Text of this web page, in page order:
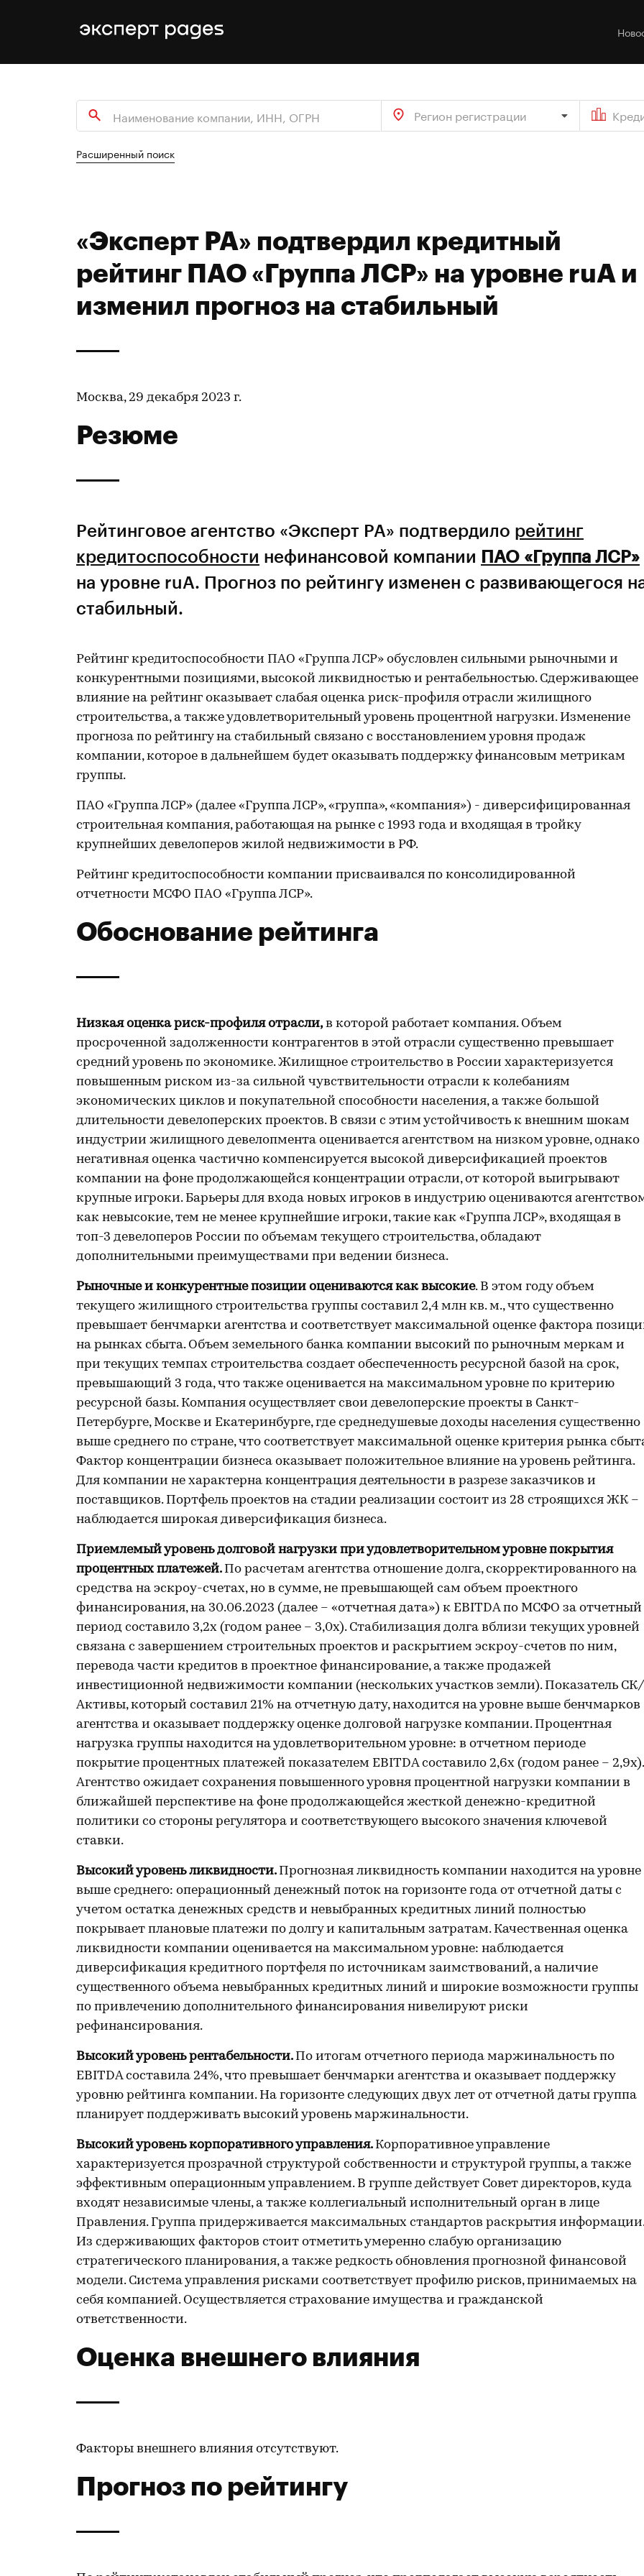
Регион регистрации
Расширенный поиск
«Эксперт РА» подтвердил кредитный
рейтинг ПАО «Группа ЛСР» на уровне ruA и
изменил прогноз на стабильный
Москва, 29 декабря 2023 г.
Резюме
Рейтинговое агентство «Эксперт РА» подтвердило рейтинг
кредитоспособности нефинансовой компании ПАО «Группа ЛСР»
на уровне ruA. Прогноз по рейтингу изменен с развивающегося
стабильный.
Рейтинг кредитоспособности ПАО «Группа ЛСР» обусловлен сильными рыночными и
конкурентными позициями, высокой ликвидностью и рентабельностью. Сдерживающее
влияние на рейтинг оказывает слабая оценка риск-профиля отрасли жилищного
строительства, а также удовлетворительный уровень процентной нагрузки. Изменение
прогноза по рейтингу на стабильный связано с восстановлением уровня продаж
компании, которое в дальнейшем будет оказывать поддержку финансовым метрикам
группы.
ПАО «Группа ЛСР» (далее «Группа ЛСР», «группа», «компания») - диверсифицированная
строительная компания, работающая на рынке с 1993 года и входящая в тройку
крупнейших девелоперов жилой недвижимости в РФ.
Рейтинг кредитоспособности компании присваивался по консолидированной
отчетности МСФО ПАО «Группа ЛСР».
Обоснование рейтинга
Низкая оценка риск-профиля отрасли, в которой работает компания. Объем
просроченной задолженности контрагентов в этой отрасли существенно превышает
средний уровень по экономике. Жилищное строительство в России характеризуется
повышенным риском из-за сильной чувствительности отрасли к колебаниям
экономических циклов и покупательной способности населения, а также большой
длительности девелоперских проектов. В связи с этим устойчивость к внешним шокам
индустрии жилищного девелопмента оценивается агентством на низком уровне, однако
негативная оценка частично компенсируется высокой диверсификацией проектов
компании на фоне продолжающейся концентрации отрасли, от которой выигрывают
крупные игроки. Барьеры для входа новых игроков в индустрию оцениваются
как невысокие, тем не менее крупнейшие игроки, такие как «Группа ЛСР», входящая в
топ-3 девелоперов России по объемам текущего строительства, обладают
дополнительными преимуществами при ведении бизнеса.
Рыночные и конкурентные позиции оцениваются как высокие. В этом году объем
текущего жилищного строительства группы составил 2,4 млн кв. м., что существенно
превышает бенчмарки агентства и соответствует максимальной оценке фактора
на рынках сбыта. Объем земельного банка компании высокий по рыночным меркам и
при текущих темпах строительства создает обеспеченность ресурсной базой на срок,
превышающий 3 года, что также оценивается на максимальном уровне по критерию
ресурсной базы. Компания осуществляет свои девелоперские проекты в Санкт-
Петербурге, Москве и Екатеринбурге, где среднедушевые доходы населения существенно
выше среднего по стране, что соответствует максимальной оценке критерия рынка
Фактор концентрации бизнеса оказывает положительное влияние на уровень рейтинга.
Для компании не характерна концентрация деятельности в разрезе заказчиков и
поставщиков. Портфель проектов на стадии реализации состоит из 28 строящихся ЖК –
наблюдается широкая диверсификация бизнеса.
Приемлемый уровень долговой нагрузки при удовлетворительном уровне покрытия
процентных платежей. По расчетам агентства отношение долга, скорректированного на
средства на эскроу-счетах, но в сумме, не превышающей сам объем проектного
финансирования, на 30.06.2023 (далее – «отчетная дата») к EBITDA по МСФО за отчетный
период составило 3,2х (годом ранее – 3,0х). Стабилизация долга вблизи текущих уровней
связана с завершением строительных проектов и раскрытием эскроу-счетов по ним,
перевода части кредитов в проектное финансирование, а также продажей
инвестиционной недвижимости компании (нескольких участков земли). Показатель СК/
Активы, который составил 21% на отчетную дату, находится на уровне выше бенчмарков
агентства и оказывает поддержку оценке долговой нагрузке компании. Процентная
нагрузка группы находится на удовлетворительном уровне: в отчетном периоде
покрытие процентных платежей показателем EBITDA составило 2,6х (годом ранее – 2,9х).
Агентство ожидает сохранения повышенного уровня процентной нагрузки компании в
ближайшей перспективе на фоне продолжающейся жесткой денежно-кредитной
политики со стороны регулятора и соответствующего высокого значения ключевой
ставки.
Высокий уровень ликвидности. Прогнозная ликвидность компании находится на уровне
выше среднего: операционный денежный поток на горизонте года от отчетной даты с
учетом остатка денежных средств и невыбранных кредитных линий полностью
покрывает плановые платежи по долгу и капитальным затратам. Качественная оценка
ликвидности компании оценивается на максимальном уровне: наблюдается
диверсификация кредитного портфеля по источникам заимствований, а наличие
существенного объема невыбранных кредитных линий и широкие возможности группы
по привлечению дополнительного финансирования нивелируют риски
рефинансирования.
Высокий уровень рентабельности. По итогам отчетного периода маржинальность по
EBITDA составила 24%, что превышает бенчмарки агентства и оказывает поддержку
уровню рейтинга компании. На горизонте следующих двух лет от отчетной даты группа
планирует поддерживать высокий уровень маржинальности.
Высокий уровень корпоративного управления. Корпоративное управление
характеризуется прозрачной структурой собственности и структурой группы, а также
эффективным операционным управлением. В группе действует Совет директоров, куда
входят независимые члены, а также коллегиальный исполнительный орган в лице
Правления. Группа придерживается максимальных стандартов раскрытия информации.
Из сдерживающих факторов стоит отметить умеренно слабую организацию
стратегического планирования, а также редкость обновления прогнозной финансовой
модели. Система управления рисками соответствует профилю рисков, принимаемых на
себя компанией. Осуществляется страхование имущества и гражданской
ответственности.
Оценка внешнего влияния
Факторы внешнего влияния отсутствуют.
Прогноз по рейтингу